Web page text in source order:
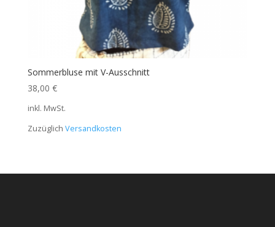
Sommerbluse mit V-Ausschnitt
38,00 €
inkl. MwSt.
Zuzüglich Versandkosten